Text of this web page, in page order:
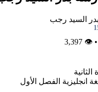
السيد رجب
👁 3,397
انجليزية الفصل الأول